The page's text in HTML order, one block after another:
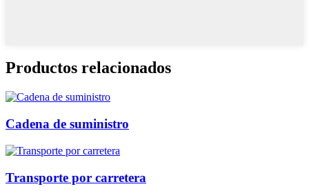
Productos relacionados
Cadena de suministro
Transporte por carretera